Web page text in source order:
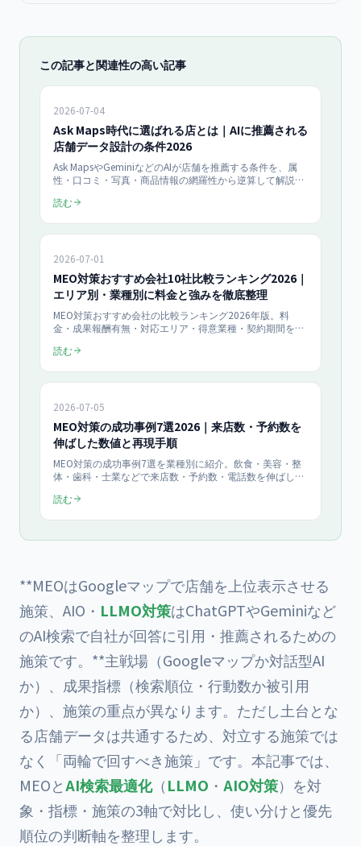
この記事と関連性の高い記事
2026-07-04
Ask Maps時代に選ばれる店とは｜AIに推薦される
店舗データ設計の条件2026
Ask MapsやGeminiなどのAIが店舗を推薦する条件を、属
性・口コミ・写真・商品情報の網羅性から逆算して解説。
れる店舗データ設計のチェックリストを2026年版で整理し
読む
2026-07-01
MEO対策おすすめ会社10社比較ランキング2026｜
エリア別・業種別に料金と強みを徹底整理
MEO対策おすすめ会社の比較ランキング2026年版。料
金・成果報酬有無・対応エリア・得意業種・契約期間を中
索最適化（LLMO・AIO対策）併用型まで網羅した会社選定
読む
2026-07-05
MEO対策の成功事例7選2026｜来店数・予約数を
伸ばした数値と再現手順
MEO対策の成功事例7選を業種別に紹介。飲食・美容・整
体・歯科・士業などで来店数・予約数・電話数を伸ばした
手と効果が出るまでの期間を2026年版で解説します。
読む
**MEOはGoogleマップで店舗を上位表示させる
施策、AIO・ LLMO対策はChatGPTやGeminiなど
のAI検索で自社が回答に引用・推薦されるための
施策です。**主戦場（Googleマップか対話型AI
か）、成果指標（検索順位・行動数か被引用
か）、施策の重点が異なります。ただし土台とな
る店舗データは共通するため、対立する施策では
なく「両輪で回すべき施策」です。本記事では、
MEOとAI検索最適化（LLMO ・ AIO対策）を対
象・指標・施策の3軸で対比し、使い分けと優先
順位の判断軸を整理します。